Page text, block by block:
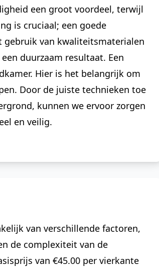
een groot voordeel, terwijl
is cruciaal; een goede
van kwaliteitsmaterialen
duurzaam resultaat. Een
Hier is het belangrijk om
Door de juiste technieken toe
kunnen we ervoor zorgen
en veilig.
van verschillende factoren,
de complexiteit van de
van €45.00 per vierkante